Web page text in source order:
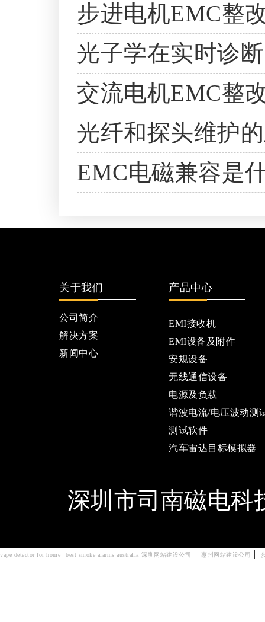
步进电机EMC整
光子学在实时诊
交流电机EMC整
光纤和探头维护
EMC电磁兼容是
关于我们
公司简介
解决方案
新闻中心
产品中心
EMI接收机
EMI设备及附件
安规设备
无线通信设备
电源及负载
谐波电流/电压波动测
测试软件
汽车雷达目标模拟器
深圳市司南磁电
vape detector for home best smoke alarms australia 深圳网站建设公司 | 惠州网站建设公司 |